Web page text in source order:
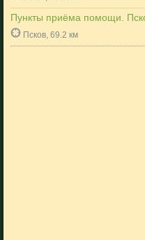
Пункты приёма помощи.
Псков, 69.2 км